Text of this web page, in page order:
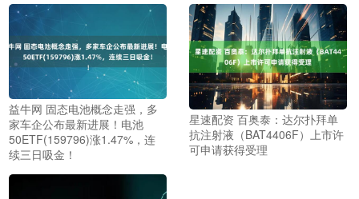
益牛网 固态电池概念走强，多
家车企公布最新进展！电池
50ETF(159796)涨1.47%，连
续三日吸金！
星速配资 百奥泰：达尔扑拜单
抗注射液（BAT4406F）上市许
可申请获得受理